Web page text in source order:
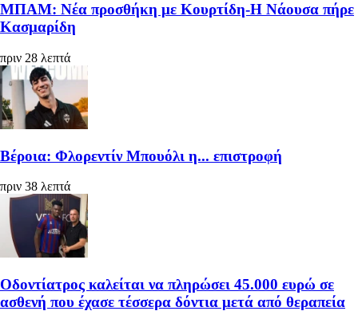
ΜΠΑΜ: Νέα προσθήκη με Κουρτίδη-Η Νάουσα πήρε
Κασμαρίδη
πριν 28 λεπτά
Βέροια: Φλορεντίν Μπουόλι η... επιστροφή
πριν 38 λεπτά
Οδοντίατρος καλείται να πληρώσει 45.000 ευρώ σε
ασθενή που έχασε τέσσερα δόντια μετά από θεραπεία